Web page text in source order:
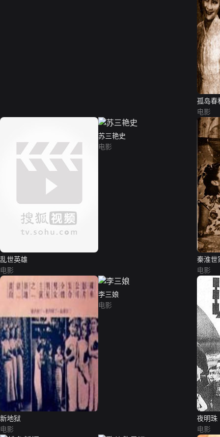
孤岛春
电影
乱世英雄
电影
苏三艳史
电影
秦淮世
电影
新地狱
电影
李三娘
电影
夜明珠
电影